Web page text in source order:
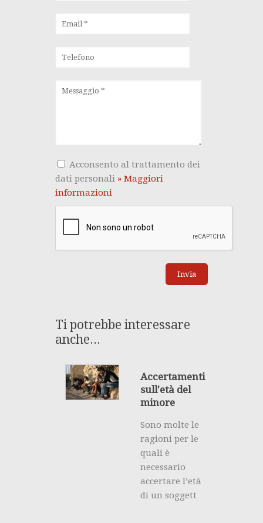
Acconsento al trattamento dei
dati personali » Maggiori
informazioni
Ti potrebbe interessare
anche...
Accertamenti
sull'età del
minore
Sono molte le
ragioni per le
quali è
necessario
accertare l’età
di un soggett